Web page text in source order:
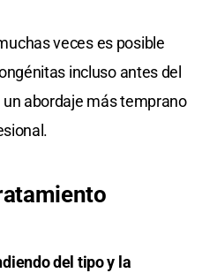
veces es posible
incluso antes del
abordaje más temprano
del tipo y la